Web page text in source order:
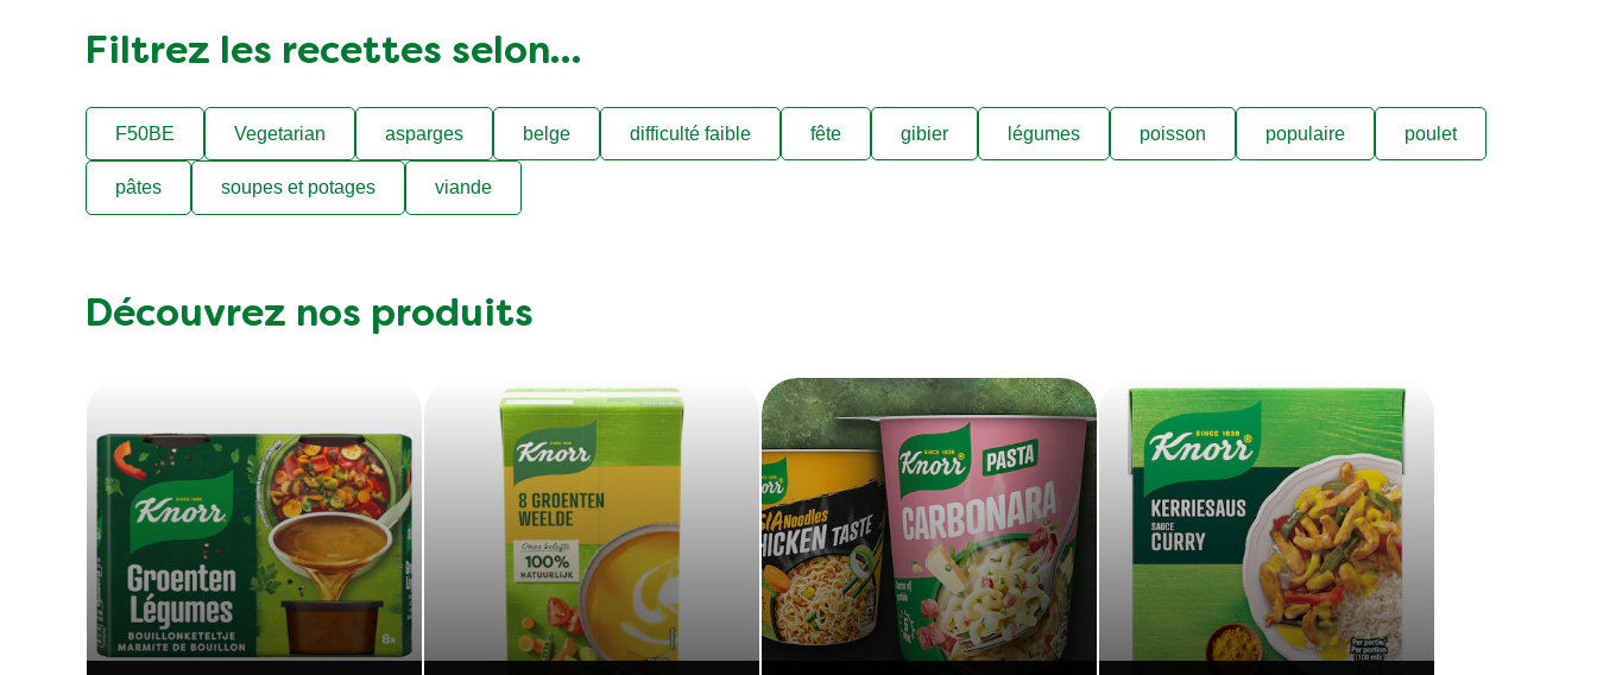
Filtrez les recettes selon…
F50BE Vegetarian asparges belge difficulté faible fête gibier légumes poisson populaire poulet
pâtes soupes et potages viande
Découvrez nos produits